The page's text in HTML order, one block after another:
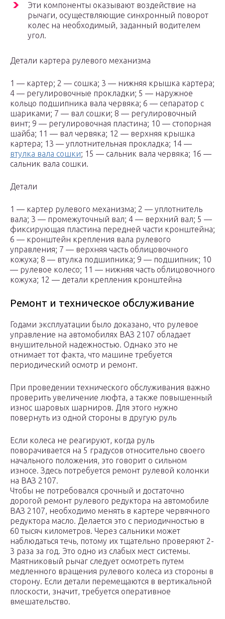
Эти компоненты оказывают воздействие на
рычаги, осуществляющие синхронный поворот
колес на необходимый, заданный водителем
угол.
Детали картера рулевого механизма
1 — картер; 2 — сошка; 3 — нижняя крышка картера;
4 — регулировочные прокладки; 5 — наружное
кольцо подшипника вала червяка; 6 — сепаратор с
шариками; 7 — вал сошки; 8 — регулировочный
винт; 9 — регулировочная пластина; 10 — стопорная
шайба; 11 — вал червяка; 12 — верхняя крышка
картера; 13 — уплотнительная прокладка; 14 —
втулка вала сошки; 15 — сальник вала червяка; 16 —
сальник вала сошки.
Детали
1 — картер рулевого механизма; 2 — уплотнитель
вала; 3 — промежуточный вал; 4 — верхний вал; 5 —
фиксирующая пластина передней части кронштейна;
6 — кронштейн крепления вала рулевого
управления; 7 — верхняя часть облицовочного
кожуха; 8 — втулка подшипника; 9 — подшипник; 10
— рулевое колесо; 11 — нижняя часть облицовочного
кожуха; 12 — детали крепления кронштейна
Ремонт и техническое обслуживание
Годами эксплуатации было доказано, что рулевое
управление на автомобилях ВАЗ 2107 обладает
внушительной надежностью. Однако это не
отнимает тот факта, что машине требуется
периодический осмотр и ремонт.
При проведении технического обслуживания важно
проверить увеличение люфта, а также повышенный
износ шаровых шарниров. Для этого нужно
повернуть из одной стороны в другую руль
Если колеса не реагируют, когда руль
поворачивается на 5 градусов относительно своего
начального положения, это говорит о сильном
износе. Здесь потребуется ремонт рулевой колонки
на ВАЗ 2107.
Чтобы не потребовался срочный и достаточно
дорогой ремонт рулевого редуктора на автомобиле
ВАЗ 2107, необходимо менять в картере червячного
редуктора масло. Делается это с периодичностью в
60 тысяч километров. Через сальники может
наблюдаться течь, потому их тщательно проверяют 2-
3 раза за год. Это одно из слабых мест системы.
Маятниковый рычаг следует осмотреть путем
медленного вращения рулевого колеса из стороны в
сторону. Если детали перемещаются в вертикальной
плоскости, значит, требуется оперативное
вмешательство.